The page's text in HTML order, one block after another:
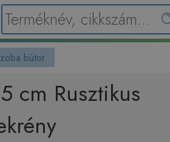
bútor
cm Rusztikus